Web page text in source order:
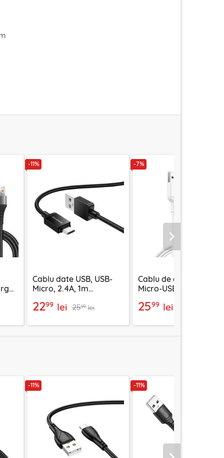
-11%
Cablu date USB, USB-
Micro, 2.4A, 1m
BX120
2299 lei 2599 lei
-7%
Cablu de date USB la
Micro-USB Lito, 2.4A,
2599 lei
-11% -11%